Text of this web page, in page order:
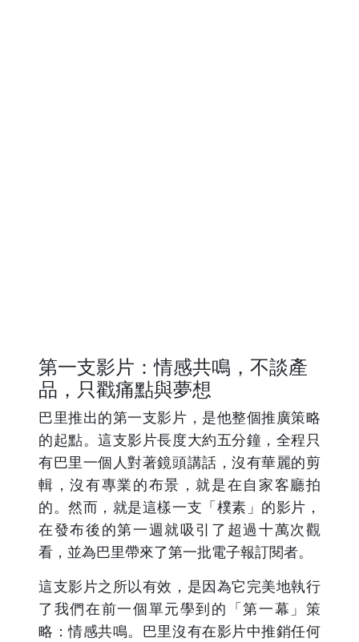
第一支影片：情感共鳴，不談產
品，只戳痛點與夢想
巴里推出的第一支影片，是他整個推廣策略
的起點。這支影片長度大約五分鐘，全程只
有巴里一個人對著鏡頭講話，沒有華麗的剪
輯，沒有專業的布景，就是在自家客廳拍
的。然而，就是這樣一支「樸素」的影片，
在發布後的第一週就吸引了超過十萬次觀
看，並為巴里帶來了第一批電子報訂閱者。
這支影片之所以有效，是因為它完美地執行
了我們在前一個單元學到的「第一幕」策
略：情感共鳴。巴里沒有在影片中推銷任何